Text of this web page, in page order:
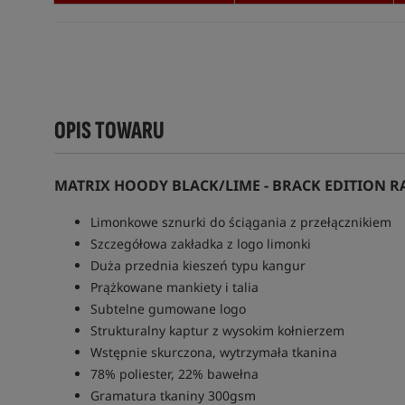
OPIS TOWARU
MATRIX HOODY BLACK/LIME - BRACK EDITION
Limonkowe sznurki do ściągania z przełącznikiem
Szczegółowa zakładka z logo limonki
Duża przednia kieszeń typu kangur
Prążkowane mankiety i talia
Subtelne gumowane logo
Strukturalny kaptur z wysokim kołnierzem
Wstępnie skurczona, wytrzymała tkanina
78% poliester, 22% bawełna
Gramatura tkaniny 300gsm